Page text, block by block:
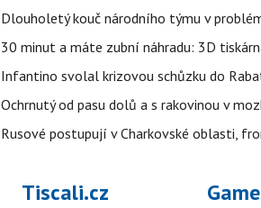
Dlouholetý kouč národního týmu v
30 minut a máte zubní náhradu: 3D
Infantino svolal krizovou schůzku do
Ochrnutý od pasu dolů a s rakovinou v
Rusové postupují v Charkovské oblasti,
Tiscali.cz